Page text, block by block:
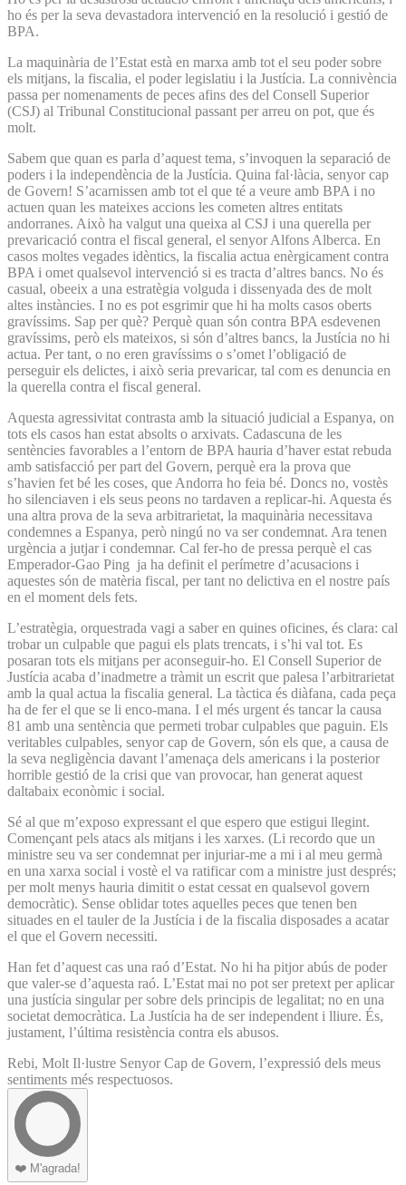
ho és per la seva devastadora intervenció en la resolució i gestió de
BPA.
La maquinària de l’Estat està en marxa amb tot el seu poder sobre
els mitjans, la fiscalia, el poder legislatiu i la Justícia. La connivència
passa per nomenaments de peces afins des del Consell Superior
(CSJ) al Tribunal Constitucional passant per arreu on pot, que és
molt.
Sabem que quan es parla d’aquest tema, s’invoquen la separació de
poders i la independència de la Justícia. Quina fal·làcia, senyor cap
de Govern! S’acarnissen amb tot el que té a veure amb BPA i no
actuen quan les mateixes accions les cometen altres entitats
andorranes. Això ha valgut una queixa al CSJ i una querella per
prevaricació contra el fiscal general, el senyor Alfons Alberca. En
casos moltes vegades idèntics, la fiscalia actua enèrgicament contra
BPA i omet qualsevol intervenció si es tracta d’altres bancs. No és
casual, obeeix a una estratègia volguda i dissenyada des de molt
altes instàncies. I no es pot esgrimir que hi ha molts casos oberts
gravíssims. Sap per què? Perquè quan són contra BPA esdevenen
gravíssims, però els mateixos, si són d’altres bancs, la Justícia no hi
actua. Per tant, o no eren gravíssims o s’omet l’obligació de
perseguir els delictes, i això seria prevaricar, tal com es denuncia en
la querella contra el fiscal general.
Aquesta agressivitat contrasta amb la situació judicial a Espanya, on
tots els casos han estat absolts o arxivats. Cadascuna de les
sentències favorables a l’entorn de BPA hauria d’haver estat rebuda
amb satisfacció per part del Govern, perquè era la prova que
s’havien fet bé les coses, que Andorra ho feia bé. Doncs no, vostès
ho silenciaven i els seus peons no tardaven a replicar-hi. Aquesta és
una altra prova de la seva arbitrarietat, la maquinària necessitava
condemnes a Espanya, però ningú no va ser condemnat. Ara tenen
urgència a jutjar i condemnar. Cal fer-ho de pressa perquè el cas
Emperador-Gao Ping ja ha definit el perímetre d’acusacions i
aquestes són de matèria fiscal, per tant no delictiva en el nostre país
en el moment dels fets.
L’estratègia, orquestrada vagi a saber en quines oficines, és clara: cal
trobar un culpable que pagui els plats trencats, i s’hi val tot. Es
posaran tots els mitjans per aconseguir-ho. El Consell Superior de
Justícia acaba d’inadmetre a tràmit un escrit que palesa l’arbitrarietat
amb la qual actua la fiscalia general. La tàctica és diàfana, cada peça
ha de fer el que se li enco-mana. I el més urgent és tancar la causa
81 amb una sentència que permeti trobar culpables que paguin. Els
veritables culpables, senyor cap de Govern, són els que, a causa de
la seva negligència davant l’amenaça dels americans i la posterior
horrible gestió de la crisi que van provocar, han generat aquest
daltabaix econòmic i social.
Sé al que m’exposo expressant el que espero que estigui llegint.
Començant pels atacs als mitjans i les xarxes. (Li recordo que un
ministre seu va ser condemnat per injuriar-me a mi i al meu germà
en una xarxa social i vostè el va ratificar com a ministre just després;
per molt menys hauria dimitit o estat cessat en qualsevol govern
democràtic). Sense oblidar totes aquelles peces que tenen ben
situades en el tauler de la Justícia i de la fiscalia disposades a acatar
el que el Govern necessiti.
Han fet d’aquest cas una raó d’Estat. No hi ha pitjor abús de poder
que valer-se d’aquesta raó. L’Estat mai no pot ser pretext per aplicar
una justícia singular per sobre dels principis de legalitat; no en una
societat democràtica. La Justícia ha de ser independent i lliure. És,
justament, l’última resistència contra els abusos.
Rebi, Molt Il·lustre Senyor Cap de Govern, l’expressió dels meus
sentiments més respectuosos.
❤️ M'agrada!